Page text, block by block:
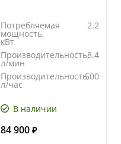
Потребляемая
мощность,
кВт
2.2
Производительность,
л/мин
8.4
Производительность,
л/час
500
давление,
барВ наличии
84 900 ₽